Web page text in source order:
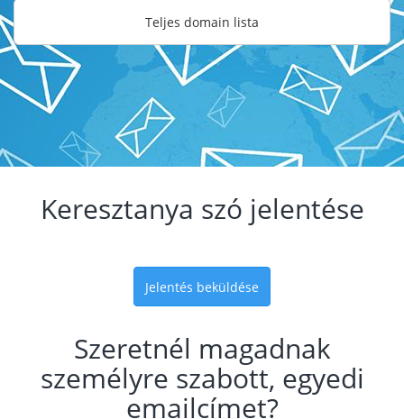
Teljes domain lista
Keresztanya szó jelentése
Jelentés beküldése
Szeretnél magadnak
személyre szabott, egyedi
emailcímet?